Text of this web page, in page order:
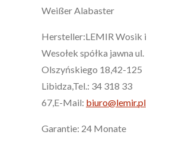
Weißer Alabaster
Hersteller:LEMIR Wosik i
Wesołek spółka jawna ul.
Olszyńskiego 18,42-125
Libidza,Tel.: 34 318 33
67,E-Mail: biuro@lemir.pl
Garantie: 24 Monate